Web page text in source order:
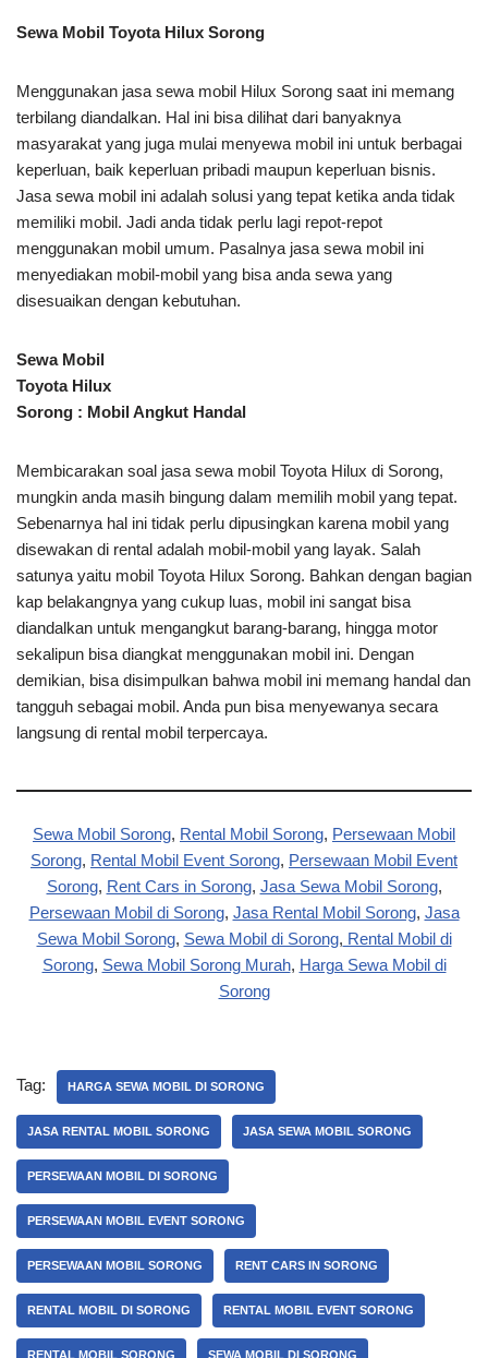
Sewa Mobil Toyota Hilux Sorong
Menggunakan jasa sewa mobil Hilux Sorong saat ini memang
terbilang diandalkan. Hal ini bisa dilihat dari banyaknya
masyarakat yang juga mulai menyewa mobil ini untuk berbagai
keperluan, baik keperluan pribadi maupun keperluan bisnis.
Jasa sewa mobil ini adalah solusi yang tepat ketika anda tidak
memiliki mobil. Jadi anda tidak perlu lagi repot-repot
menggunakan mobil umum. Pasalnya jasa sewa mobil ini
menyediakan mobil-mobil yang bisa anda sewa yang
disesuaikan dengan kebutuhan.
Sewa Mobil
Toyota Hilux
Sorong : Mobil Angkut Handal
Membicarakan soal jasa sewa mobil Toyota Hilux di Sorong,
mungkin anda masih bingung dalam memilih mobil yang tepat.
Sebenarnya hal ini tidak perlu dipusingkan karena mobil yang
disewakan di rental adalah mobil-mobil yang layak. Salah
satunya yaitu mobil Toyota Hilux Sorong. Bahkan dengan bagian
kap belakangnya yang cukup luas, mobil ini sangat bisa
diandalkan untuk mengangkut barang-barang, hingga motor
sekalipun bisa diangkat menggunakan mobil ini. Dengan
demikian, bisa disimpulkan bahwa mobil ini memang handal dan
tangguh sebagai mobil. Anda pun bisa menyewanya secara
langsung di rental mobil terpercaya.
Sewa Mobil Sorong, Rental Mobil Sorong, Persewaan Mobil
Sorong, Rental Mobil Event Sorong, Persewaan Mobil Event
Sorong, Rent Cars in Sorong, Jasa Sewa Mobil Sorong,
Persewaan Mobil di Sorong, Jasa Rental Mobil Sorong, Jasa
Sewa Mobil Sorong, Sewa Mobil di Sorong, Rental Mobil di
Sorong, Sewa Mobil Sorong Murah, Harga Sewa Mobil di
Sorong
Tag: HARGA SEWA MOBIL DI SORONG
JASA RENTAL MOBIL SORONG JASA SEWA MOBIL SORONG
PERSEWAAN MOBIL DI SORONG
PERSEWAAN MOBIL EVENT SORONG
PERSEWAAN MOBIL SORONG RENT CARS IN SORONG
RENTAL MOBIL DI SORONG RENTAL MOBIL EVENT SORONG
RENTAL MOBIL SORONG SEWA MOBIL DI SORONG